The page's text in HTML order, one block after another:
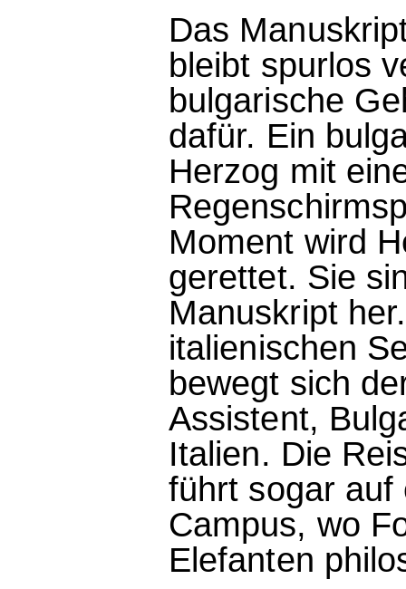
Das
bleibt spurlos
bulgarische
dafür. Ein
Herzog mit
Moment wird
gerettet. Sie
Manuskript
italienischen
bewegt sich
Assistent,
Italien. Die
führt sogar auf
Campus, wo
Elefanten